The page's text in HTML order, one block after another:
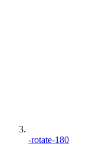
-rotate-180